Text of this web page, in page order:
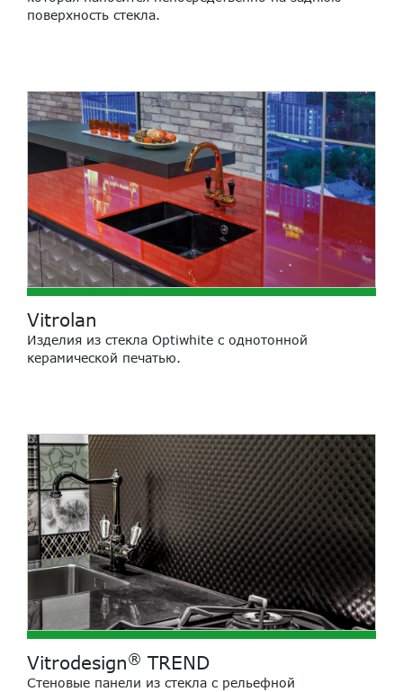
поверхность стекла.
Vitrolan
Изделия из стекла Optiwhite с однотонной
керамической печатью.
Vitrodesign® TREND
Стеновые панели из стекла с рельефной